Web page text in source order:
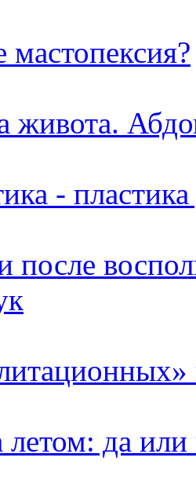
мастопексия?
живота.
-
после
летом: да или